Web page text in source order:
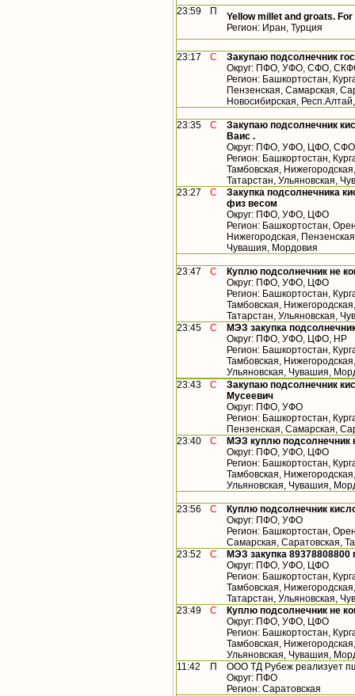
23:59 П Yellow millet and groats.
Регион: Иран, Турция
23:17 С
Закупаю подсолнечник
Округ: ПФО, УФО, СФО,
Регион: Башкортостан,
Пензенская, Самарская,
Новосибирская,
23:35 С
Закупаю подсолнечник
Ваис .
Округ: ПФО, УФО, ЦФО, СФО
Регион: Башкортостан,
Тамбовская,
Татарстан, Ульяновская,
23:27
С
Закупка подсолнечника
физ весом
Округ: ПФО, УФО, ЦФО
Регион: Башкортостан,
Нижегородская,
Чувашия, Мордовия
23:47 С
Куплю подсолнечник не
Округ: ПФО, УФО, ЦФО
Регион: Башкортостан,
Тамбовская,
Татарстан, Ульяновская,
23:45
С
МЭЗ закупка
Округ: ПФО, УФО, ЦФО, НР
Регион: Башкортостан,
Тамбовская,
Ульяновская, Чувашия,
23:43
С
Закупаю подсолнечник
Мусеевич
Округ: ПФО, УФО
Регион: Башкортостан,
Пензенская, Самарская,
23:40
С
МЭЗ куплю подсолнечник
Округ: ПФО, УФО, ЦФО
Регион: Башкортостан,
Тамбовская,
Ульяновская, Чувашия,
23:56 С
Куплю подсолнечник
Округ: ПФО, УФО
Регион: Башкортостан,
Самарская, Саратовская,
23:52
С
МЭЗ закупка
Округ: ПФО, УФО, ЦФО
Регион: Башкортостан,
Тамбовская,
Татарстан, Ульяновская,
23:49
С
Куплю подсолнечник не
Округ: ПФО, УФО, ЦФО
Регион: Башкортостан,
Тамбовская,
Ульяновская, Чувашия,
11:42
П ООО ТД Рубеж реализует
Округ: ПФО
Регион: Саратовская